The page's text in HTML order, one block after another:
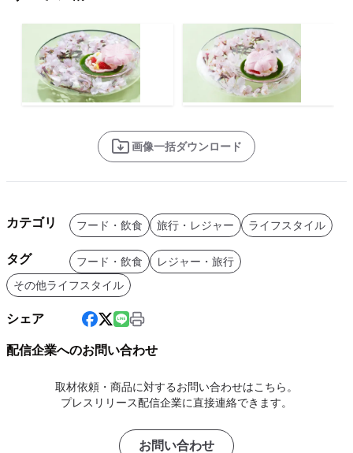
画像一括ダウンロード
カテゴリ フード・飲食 旅行・レジャー ライフスタイル
タグ フード・飲食
レジャー・旅行
その他ライフスタイル
シェア
配信企業へのお問い合わせ
取材依頼・商品に対するお問い合わせはこちら。
プレスリリース配信企業に直接連絡できます。
お問い合わせ